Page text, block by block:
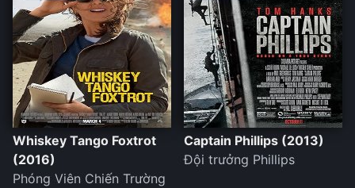
Whiskey Tango Foxtrot
(2016)
Phóng Viên Chiến Trường
Captain Phillips (2013)
Đội trưởng Phillips